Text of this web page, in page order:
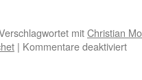
mitChristian
| Kommentare deaktiviertfür